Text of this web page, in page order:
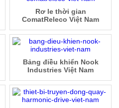
Rơ le thời gian
ComatReleco Việt Nam
Bảng điều khiển Nook
Industries Việt Nam